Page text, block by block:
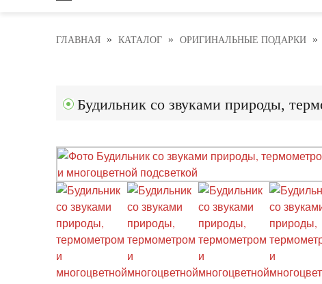
ГЛАВНАЯ » КАТАЛОГ » ОРИГИНАЛЬНЫЕ ПОДАРКИ »
Будильник со звуками природы,